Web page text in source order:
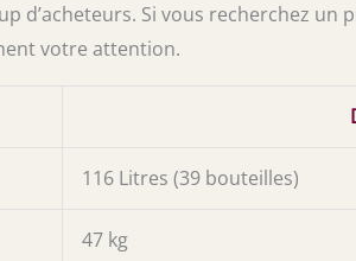
d’acheteurs. Si vous recherchez un
votre attention.
116 Litres (39 bouteilles)
47 kg